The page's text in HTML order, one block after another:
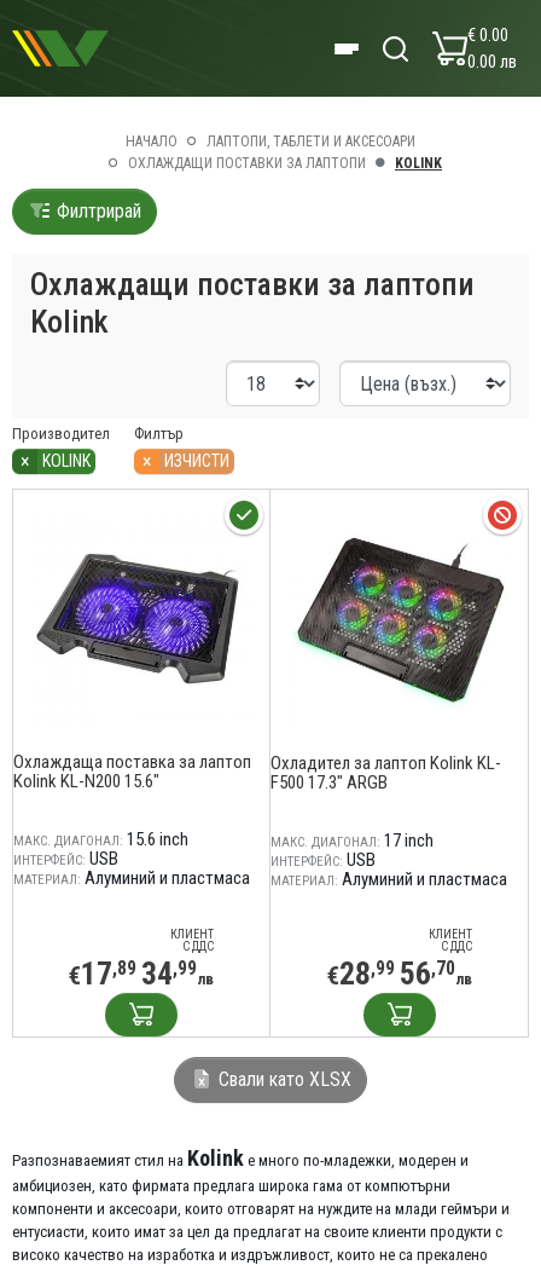
€ 0.00
0.00 лв
НАЧАЛО
ЛАПТОПИ, ТАБЛЕТИ И АКСЕСОАРИ
ОХЛАЖДАЩИ ПОСТАВКИ ЗА ЛАПТОПИ
KOLINK
Филтрирай
Охлаждащи поставки за лаптопи
Kolink
Производител
× KOLINK
Филтър
× ИЗЧИСТИ
Охлаждаща поставка за лаптоп
Kolink KL-N200 15.6"
МАКС. ДИАГОНАЛ: 15.6 inch
ИНТЕРФЕЙС: USB
МАТЕРИАЛ: Алуминий и пластмаса
КЛИЕНТ
С ДДС
€17,89 34,99лв
Охладител за лаптоп Kolink KL-
F500 17.3" ARGB
МАКС. ДИАГОНАЛ: 17 inch
ИНТЕРФЕЙС: USB
МАТЕРИАЛ: Алуминий и пластмаса
КЛИЕНТ
С ДДС
€28,99 56,70лв
Свали като XLSX
Разпознаваемият стил на Kolink е много по-младежки, модерен и
амбициозен, като фирмата предлага широка гама от компютърни
компоненти и аксесоари, които отговарят на нуждите на млади геймъри и
ентусиасти, които имат за цел да предлагат на своите клиенти продукти с
високо качество на изработка и издръжливост, които не са прекалено